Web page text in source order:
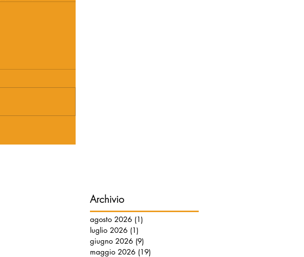
Archivio
agosto 2026 (1)
luglio 2026 (1)
giugno 2026 (9)
maggio 2026 (19)